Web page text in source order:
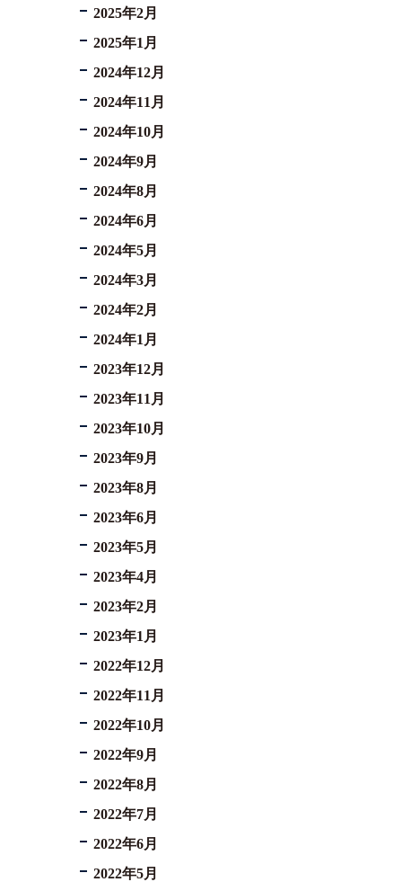
2025年2月
2025年1月
2024年12月
2024年11月
2024年10月
2024年9月
2024年8月
2024年6月
2024年5月
2024年3月
2024年2月
2024年1月
2023年12月
2023年11月
2023年10月
2023年9月
2023年8月
2023年6月
2023年5月
2023年4月
2023年2月
2023年1月
2022年12月
2022年11月
2022年10月
2022年9月
2022年8月
2022年7月
2022年6月
2022年5月